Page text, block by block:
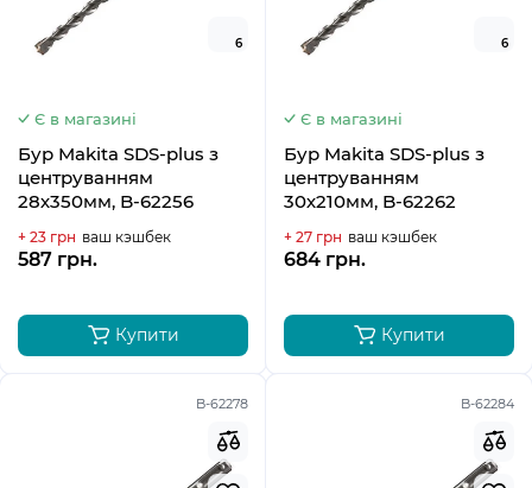
6
Є в магазині
Бур Makita SDS-plus з
центруванням
28х350мм, B-62256
+ 23 грн ваш кэшбек
587 грн.
Купити
6
Є в магазині
Бур Makita SDS-plus з
центруванням
30х210мм, B-62262
+ 27 грн ваш кэшбек
684 грн.
Купити
B-62278 B-62284